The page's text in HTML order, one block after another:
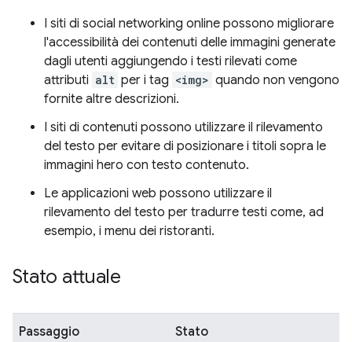
I siti di social networking online possono migliorare
l'accessibilità dei contenuti delle immagini generate
dagli utenti aggiungendo i testi rilevati come
attributi alt per i tag <img> quando non vengono
fornite altre descrizioni.
I siti di contenuti possono utilizzare il rilevamento
del testo per evitare di posizionare i titoli sopra le
immagini hero con testo contenuto.
Le applicazioni web possono utilizzare il
rilevamento del testo per tradurre testi come, ad
esempio, i menu dei ristoranti.
Stato attuale
Passaggio Stato